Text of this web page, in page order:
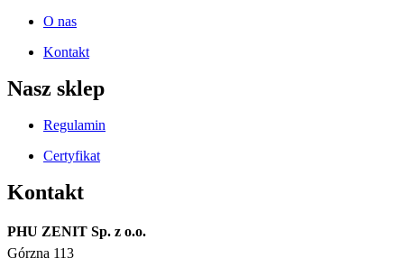
O nas
Kontakt
Nasz sklep
Regulamin
Certyfikat
Kontakt
PHU ZENIT Sp. z o.o.
Górzna 113